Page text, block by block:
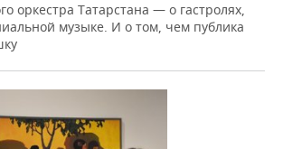
оркестра Татарстана — о гастролях,
музыке. И о том, чем публика